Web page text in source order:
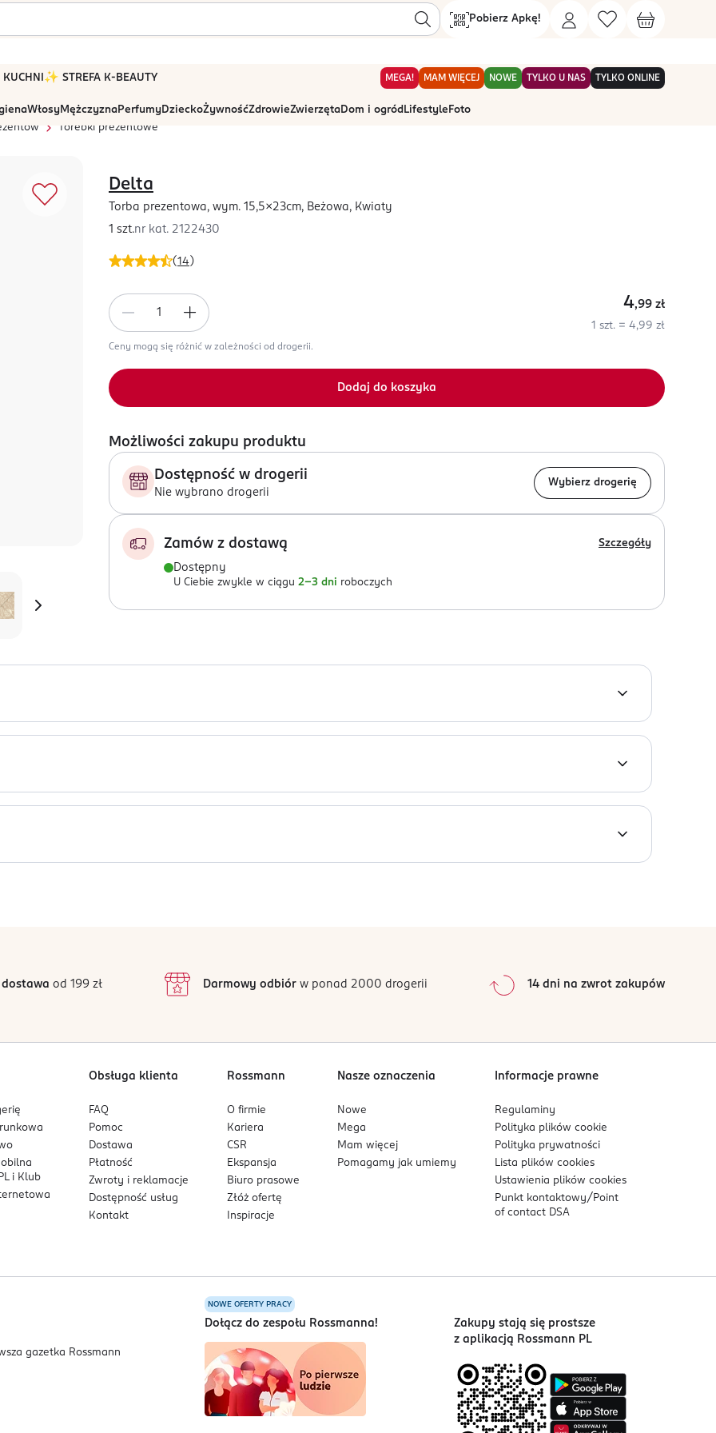
Pobierz Apkę!
KUCHNI ✨ STREFA K-BEAUTY MEGA! MAM WIĘCEJ NOWE TYLKO U NAS TYLKO ONLINE
WłosyMężczyznaPerfumyDzieckoŻywnośćZdrowieZwierzętaDom i ogród Lifestyle Foto
Torebki prezentowe
(14 )
Delta
Torba prezentowa, wym. 15,5x23cm, Beżowa, Kwiaty
1 szt.nr kat. 2122430
4,99 zł
1 szt. = 4,99 zł
Ceny mogą się różnić w zależności od drogerii.
Dodaj do koszyka
Możliwości zakupu produktu
Dostępność w drogerii
Nie wybrano drogerii
Wybierz drogerię
Zamów z dostawą Szczegóły
Dostępny
U Ciebie zwykle w ciągu 2-3 dni roboczych
2
1
0%
Sortowanie wgdata: od najnowszej
od 199 zł Darmowy odbiórw ponad 2000 drogerii 14 dni na zwrot zakupów
i Klub
Obsługa klienta
FAQ
Pomoc
Dostawa
Płatność
Zwroty i reklamacje
Dostępność usług
Kontakt
Rossmann
O firmie
Kariera
CSR
Ekspansja
Biuro prasowe
Złóż ofertę
Inspiracje
Nasze oznaczenia
Nowe
Mega
Mam więcej
Pomagamy jak umiemy
Informacje prawne
Regulaminy
Polityka plikówcookie
Polityka prywatności
Lista plikówcookies
Ustawienia plikówcookies
Punkt kontaktowy/ Point
of contact DSA
NOWE OFERTY PRACY
Dołącz do zespołu Rossmanna!
Zakupy stają się prostsze
z aplikacją Rossmann PL